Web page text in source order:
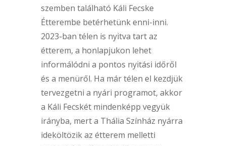
szemben található Káli Fecske
Étterembe betérhetünk enni-inni.
2023-ban télen is nyitva tart az
étterem, a honlapjukon lehet
informálódni a pontos nyitási időről
és a menüről. Ha már télen el kezdjük
tervezgetni a nyári programot, akkor
a Káli Fecskét mindenképp vegyük
irányba, mert a Thália Színház nyárra
ideköltözik az étterem melletti